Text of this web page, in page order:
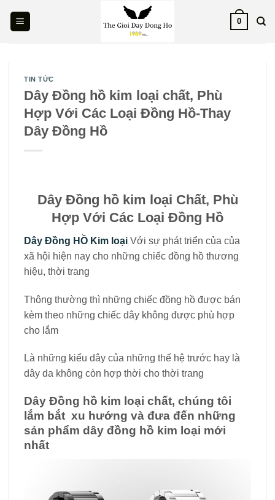
0
TIN TỨC
Dây Đồng hồ kim loại chất, Phù
Hợp Với Các Loại Đồng Hồ-Thay
Dây Đồng Hồ
Dây Đồng hồ kim loại Chất, Phù
Hợp Với Các Loại Đồng Hồ
Dây Đồng HỒ Kim loại Với sự phát triển của của
xã hội hiện nay cho những chiếc đồng hồ thương
hiệu, thời trang
Thông thường thì những chiếc đồng hồ được bán
kèm theo những chiếc dây không được phù hợp
cho lắm
Là những kiểu dây của những thế hệ trước hay là
dây da không còn hợp thời cho thời trang
Dây Đồng hồ kim loại chất, chúng tôi
lắm bắt xu hướng và đưa đến những
sản phẩm dây đồng hồ kim loại mới
nhất